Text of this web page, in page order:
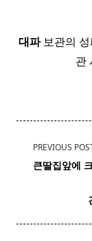
대파보관의 성
관
<span
class="nav-
text">Page</
PREVIOUS
큰딸집앞에